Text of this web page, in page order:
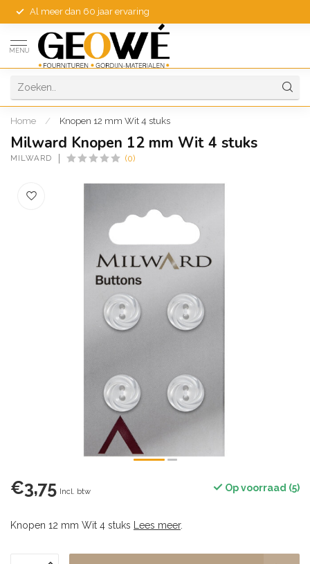
Al meer dan 60 jaar ervaring
MENU
Home / Knopen 12 mm Wit 4 stuks
Milward Knopen 12 mm Wit 4 stuks
MILWARD (0)
€3,75 Incl. btw Op voorraad (5)
Knopen 12 mm Wit 4 stuks Lees meer.